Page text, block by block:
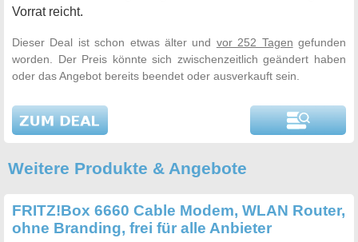
Vorrat reicht.
Dieser Deal ist schon etwas älter und vor 252 Tagen gefunden
worden. Der Preis könnte sich zwischenzeitlich geändert haben
oder das Angebot bereits beendet oder ausverkauft sein.
Weitere Produkte & Angebote
FRITZ!Box 6660 Cable Modem, WLAN Router,
ohne Branding, frei für alle Anbieter